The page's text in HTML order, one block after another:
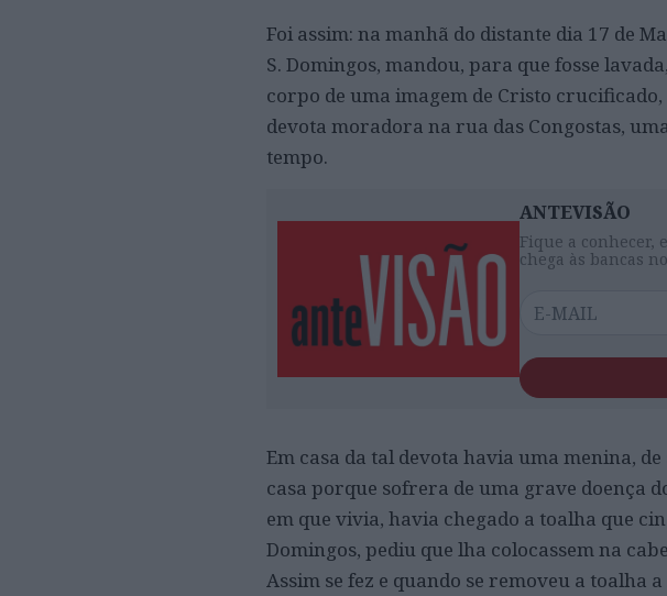
Foi assim: na manhã do distante dia 17 de
S. Domingos, mandou, para que fosse
corpo de uma imagem de Cristo
devota moradora na rua das Congostas,
tempo.
ANTEVISÃO
Fique a conhecer,
chega às bancas
Em casa da tal devota havia uma menina,
casa porque sofrera de uma grave doença
em que vivia, havia chegado a toalha que
Domingos, pediu que lha colocassem na
Assim se fez e quando se removeu a